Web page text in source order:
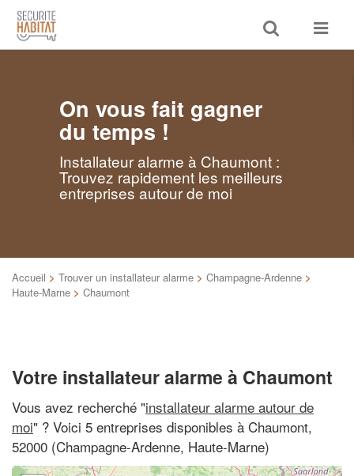
Toggle
search
Toggle
On vous fait gagner
du temps !
Installateur alarme à Chaumont :
Trouvez rapidement les meilleurs
entreprises autour de moi
Accueil > Trouver un installateur alarme > Champagne-Ardenne >
Haute-Marne > Chaumont
Votre installateur alarme à Chaumont
Vous avez recherché "installateur alarme autour de
moi" ? Voici 5 entreprises disponibles à Chaumont,
52000 (Champagne-Ardenne, Haute-Marne)